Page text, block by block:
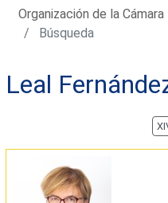
Organización de la Cámara
Búsqueda
Leal